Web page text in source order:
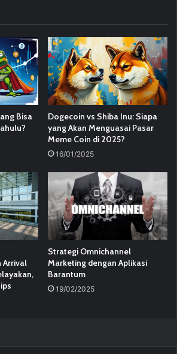
Bisa
Dogecoin vs Shiba Inu: Siapa
yang Akan Menguasai Pasar
Meme Coin di 2025?
16/01/2025
Arrival
Strategi Omnichannel
Marketing dengan Aplikasi
Barantum
19/02/2025